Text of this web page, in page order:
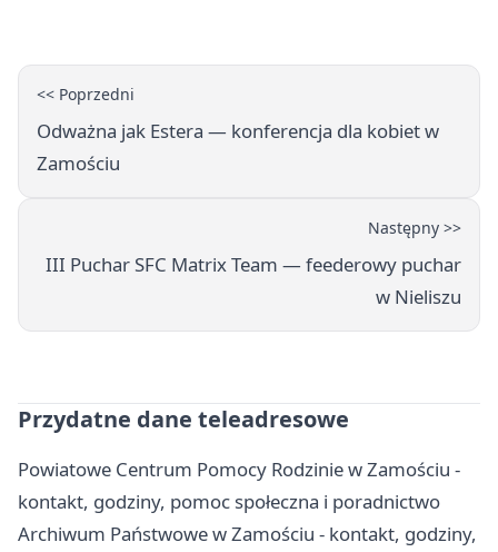
<< Poprzedni
Odważna jak Estera — konferencja dla kobiet w
Zamościu
Następny >>
III Puchar SFC Matrix Team — feederowy puchar
w Nieliszu
Przydatne dane teleadresowe
Powiatowe Centrum Pomocy Rodzinie w Zamościu -
kontakt, godziny, pomoc społeczna i poradnictwo
Archiwum Państwowe w Zamościu - kontakt, godziny,